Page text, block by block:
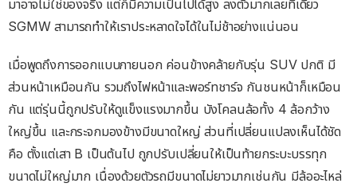
มาอาจไม่ใช่ของจริง แต่ก็มีความเป็นไปได้สูง ลงตัวมากเลยทีเดียว
SGMW สามารถทำให้เราประหลาดใจได้ในไม่ช้าอย่างแน่นอน
เมื่อพูดถึงการออกแบบภายนอก ค่อนข้างคล้ายกับรุ่น SUV ปกติ มี
ส่วนหน้าเหมือนกัน รวมถึงไฟหน้าและพอร์ทชาร์จ กันชนหน้าก็เหมือน
กัน แต่รุ่นนี้ถูกปรับให้ดูแข็งแรงมากขึ้น บังโคลนล้อทั้ง 4 ล้อกว้าง
ใหญ่ขึ้น และกระจกมองข้างมีขนาดใหญ่ ส่วนที่เปลี่ยนแปลงเห็นได้ชัด
คือ ตั้งแต่เสา B เป็นต้นไป ถูกปรับเปลี่ยนให้เป็นท้ายกระบะบรรทุก
ขนาดไม่ใหญ่มาก เนื่องด้วยตัวรถมีขนาดไม่ยาวมากเช่นกัน มีล้ออะไหล่